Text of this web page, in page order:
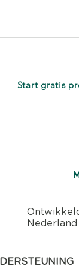
is? Deze 3
Start gratis